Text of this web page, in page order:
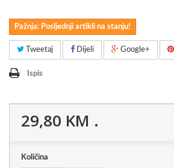
Pažnja: Posljednji artikli na stanju!
Tweetaj Dijeli Google+
Ispis
29,80 KM .
Količina